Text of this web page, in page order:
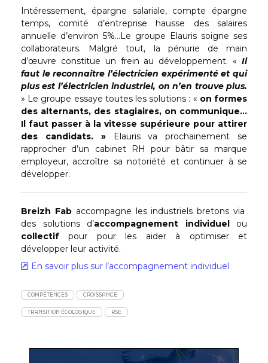
Intéressement, épargne salariale, compte épargne
temps, comité d’entreprise hausse des salaires
annuelle d’environ 5%…Le groupe Elauris soigne ses
collaborateurs. Malgré tout, la pénurie de main
d’œuvre constitue un frein au développement. « Il
faut le reconnaitre l’électricien expérimenté et qui
plus est l’électricien industriel, on n’en trouve plus.
» Le groupe essaye toutes les solutions : « on formes
des alternants, des stagiaires, on communique…
Il faut passer à la vitesse supérieure pour attirer
des candidats. »Elauris va prochainement se
rapprocher d’un cabinet RH pour bâtir sa marque
employeur, accroître sa notoriété et continuer à se
développer.
Breizh Fabaccompagne les industriels bretons via
des solutions d’accompagnement individuelou
collectif pour pour les aider à optimiser et
développer leur activité.
En savoir plus sur l’accompagnement individuel
COMPÉTENCES CROISSANCE
TRANSITION ÉCOLOGIQUE RSE